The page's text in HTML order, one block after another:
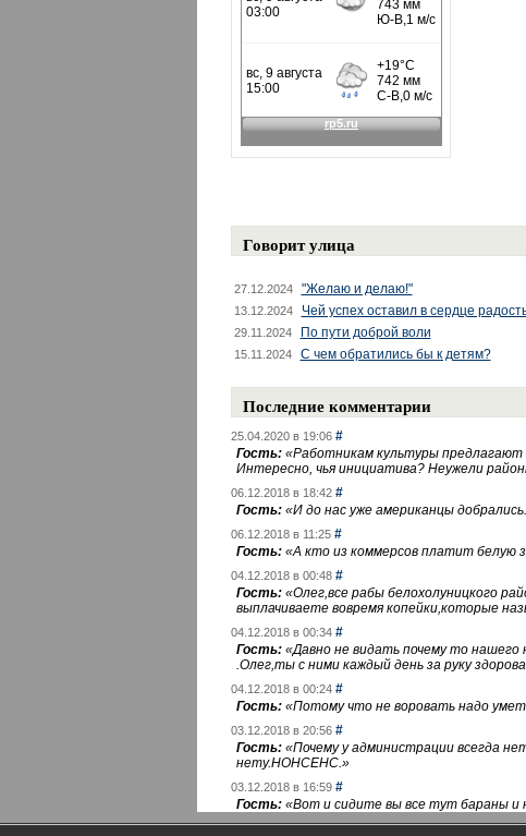
Говорит улица
27.12.2024 "Желаю и делаю!"
13.12.2024 Чей успех оставил в сердце
29.11.2024 По пути доброй воли
15.11.2024 С чем обратились бы к детям?
Последние комментарии
25.04.2020 в 19:06 #
Гость: «Работникам культуры предлагают
Интересно, чья инициатива? Неужели
06.12.2018 в 18:42 #
Гость: «И до нас уже американцы
06.12.2018 в 11:25 #
Гость: «А кто из коммерсов платит белую
04.12.2018 в 00:48 #
Гость: «Олег,все рабы белохолуницкого
выплачиваете вовремя копейки,которые
04.12.2018 в 00:34 #
Гость: «Давно не видать почему то
.Олег,ты с ними каждый день за руку
04.12.2018 в 00:24 #
Гость: «Потому что не воровать надо
03.12.2018 в 20:56 #
Гость: «Почему у администрации всегда
нету.НОНСЕНС.»
03.12.2018 в 16:59 #
Гость: «Вот и сидите вы все тут бараны и